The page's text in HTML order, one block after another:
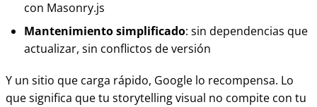
con Masonry.js
Mantenimiento simplificado: sin dependencias que
actualizar, sin conflictos de versión
Y un sitio que carga rápido, Google lo recompensa. Lo
que significa que tu storytelling visual no compite con tu